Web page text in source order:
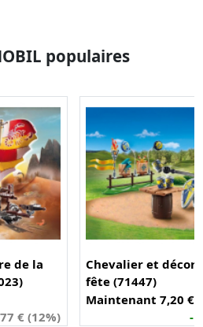
populaires
de la
€ (12%)
Chevalier et
fête (71447)
Maintenant 7,20 €
-